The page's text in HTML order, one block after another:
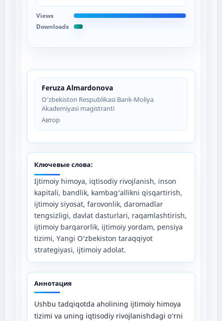
Feruza Almardonova
O‘zbekiston Respublikasi Bank-Moliya
Akademiyasi magistranti
Автор
Ключевые слова:
Ijtimoiy himoya, iqtisodiy rivojlanish, inson
kapitali, bandlik, kambag‘allikni qisqartirish,
ijtimoiy siyosat, farovonlik, daromadlar
tengsizligi, davlat dasturlari, raqamlashtirish,
ijtimoiy barqarorlik, ijtimoiy yordam, pensiya
tizimi, Yangi O‘zbekiston taraqqiyot
strategiyasi, ijtimoiy adolat.
Аннотация
Ushbu tadqiqotda aholining ijtimoiy himoya
tizimi va uning iqtisodiy rivojlanishdagi o‘rni
Views
Downloads